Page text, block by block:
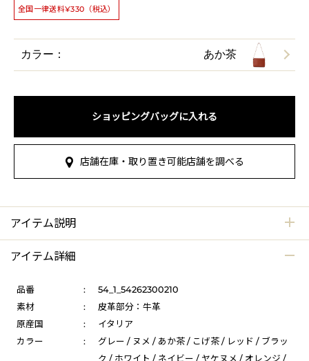
全国一律送料¥330（税込）
カラー： あか茶
ショッピングバッグに入れる
店舗在庫・取り置き可能店舗を調べる
アイテム説明
アイテム詳細
品番 :
54_1_54262300210
素材
:
皮革部分：牛革
原産国
:
イタリア
カラー
:
グレー / ヌメ / あか茶 / こげ茶 / レッド / ブラッ
ク / ホワイト / ネイビー / ヤケヌメ / オレンジ /